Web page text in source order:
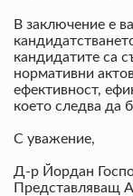
В заключение е
кандидатите са
нормативни
ефективност,
което следва да
С уважение,
Д-р Йордан